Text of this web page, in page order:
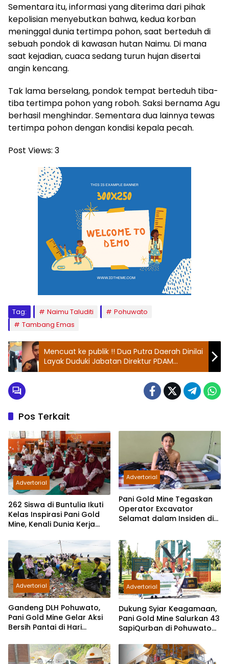
Sementara itu, informasi yang diterima dari pihak
kepolisian menyebutkan bahwa, kedua korban
meninggal dunia tertimpa pohon, saat berteduh di
sebuah pondok di kawasan hutan Naimu. Di mana
saat kejadian, cuaca sedang turun hujan disertai
angin kencang.
Tak lama berselang, pondok tempat berteduh tiba-
tiba tertimpa pohon yang roboh. Saksi bernama Agu
berhasil menghindar. Sementara dua lainnya tewas
tertimpa pohon dengan kondisi kepala pecah.
Post Views: 3
Tag: Naimu Taluditi
Pohuwato
Tambang Emas
Mencuat ke publik !! Dua Putra Daerah Dinilai
Layak Duduki Jabatan Direktur PDAM
Pohuwato
Pos Terkait
Advertorial
262 Siswa di Buntulia Ikuti
Kelas Inspirasi Pani Gold
Mine, Kenali Dunia Kerja
Advertorial
Pani Gold Mine Tegaskan
Operator Excavator
Selamat dalam Insiden di
Advertorial
Gandeng DLH Pohuwato,
Pani Gold Mine Gelar Aksi
Bersih Pantai di Hari
Advertorial
Dukung Syiar Keagamaan,
Pani Gold Mine Salurkan 43
SapiQurban di Pohuwato